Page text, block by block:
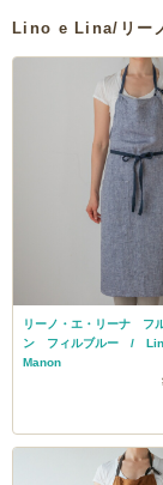
Lino e Lina/リー
リーノ・エ・リーナ フ
ン フィルブルー /
Manon